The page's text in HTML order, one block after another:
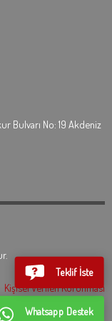
Bulvarı No: 19 Akdeniz
Kişisel Verilen Korunması
Whatsapp Destek
Teklif İste